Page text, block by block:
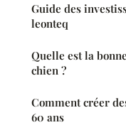
Guide des
leonteq
Quelle est la
chien ?
Comment créer
60 ans